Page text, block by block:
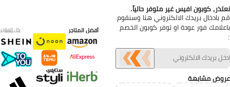
كوبون افيس غير متوفر حالياً.
بادخال بريدك الالكتروني هنا وسنقوم
فور عودة او توفر كوبون الخصم
مشابهة
أفضل المتاجر كل المتاجر